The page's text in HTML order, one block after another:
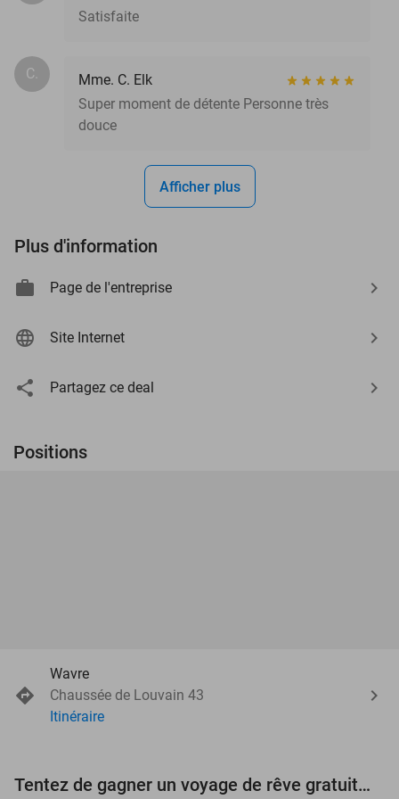
Satisfaite
C.
Mme. C. Elk
Super moment de détente Personne très
douce
Afficher plus
Plus d'information
Page de l'entreprise
Site Internet
Partagez ce deal
Positions
Wavre
Chaussée de Louvain 43
Itinéraire
Tentez de gagner un voyage de rêve gratuit d'une valeur de 3.000 € !